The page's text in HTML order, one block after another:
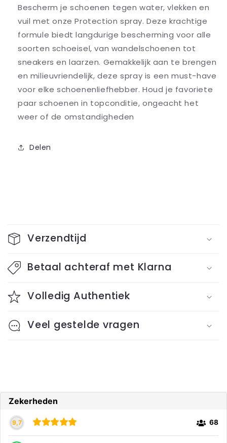
Bescherm je schoenen tegen water, vlekken en
vuil met onze Protection spray. Deze krachtige
formule biedt langdurige bescherming voor alle
soorten schoeisel, van wandelschoenen tot
sneakers en laarzen. Gemakkelijk aan te brengen
en milieuvriendelijk, deze spray is een must-have
voor elke schoenenliefhebber. Houd je favoriete
paar schoenen in topconditie, ongeacht het
weer of de omstandigheden
Delen
o
l
p
s
i
c
o
n
Verzendtijd
Betaal achteraf met Klarna
Volledig Authentiek
Veel gestelde vragen